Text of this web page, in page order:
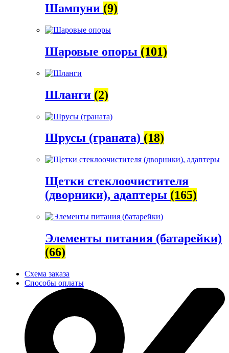
Шампуни (9)
Шаровые опоры (101)
Шланги (2)
Шрусы (граната) (18)
Щетки стеклоочистителя
(дворники), адаптеры (165)
Элементы питания (батарейки)
(66)
Схема заказа
Способы оплаты